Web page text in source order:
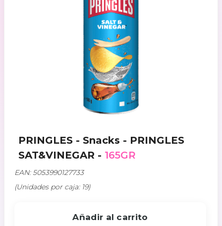
PRINGLES - Snacks - PRINGLES
SAT&VINEGAR - 165GR
EAN: 5053990127733
(Unidades por caja: 19)
Añadir al carrito